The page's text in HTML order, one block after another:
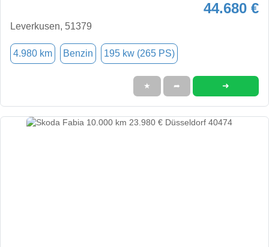
44.680 €
Leverkusen, 51379
4.980 km Benzin 195 kw (265 PS)
★ ➦ ➜